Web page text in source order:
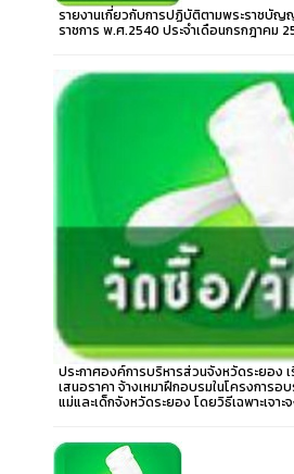
รายงานเกี่ยวกับการปฏิบัติตามพระราชบั
ราชการ พ.ศ.2540 ประจำเดือนกรกฎาคม
ประกาศองค์การบริหารส่วนจังหวัดระยอง เ
เสนอราคา จ้างเหมาฝึกอบรมในโครงการอ
แม่และเด็กจังหวัดระยอง โดยวิธีเฉพาะเจาะ